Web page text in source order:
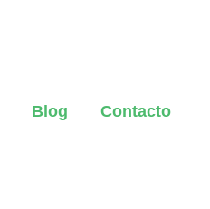
Blog Contacto